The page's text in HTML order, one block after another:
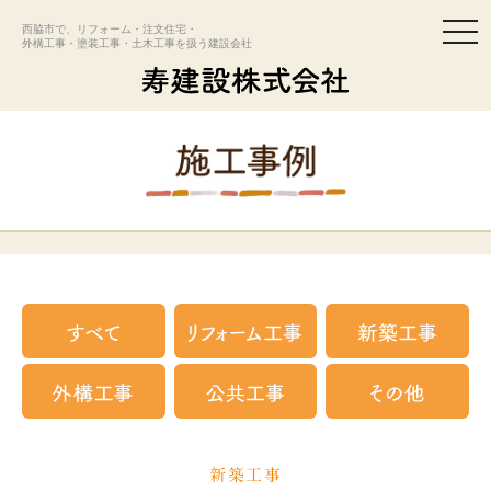
西脇市で、リフォーム・注文住宅・
外構工事・塗装工事・土木工事を扱う建設会社
新築工事